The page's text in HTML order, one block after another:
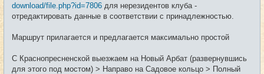
download/file.php?id=7806 для нерезидентов клуба -
отредактировать данные в соответствии с принадлежностью.
Маршрут прилагается и предлагается максимально простой
С Краснопресненской выезжаем на Новый Арбат (развернувшись
для этого под мостом) > Направо на Садовое кольцо > Полный